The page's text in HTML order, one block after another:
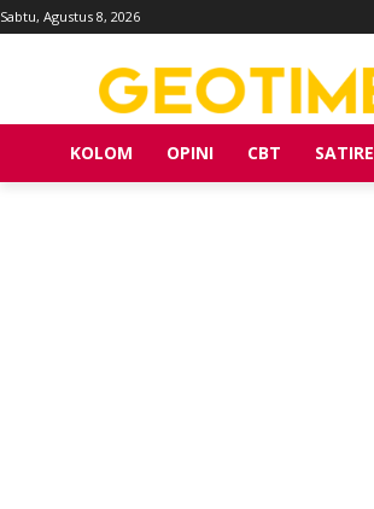
Sabtu, Agustus 8, 2026
KOLOM OPINI CBT SATIRE